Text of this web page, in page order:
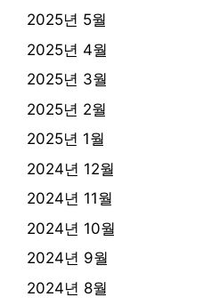
2025년 5월
2025년 4월
2025년 3월
2025년 2월
2025년 1월
2024년 12월
2024년 11월
2024년 10월
2024년 9월
2024년 8월